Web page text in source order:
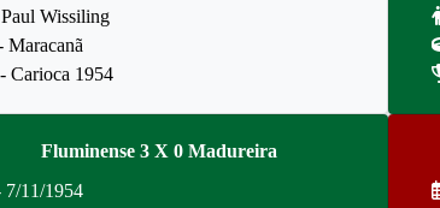
Wissiling
Maracanã
- Carioca 1954
Fluminense 3 X 0 Madureira
7/11/1954